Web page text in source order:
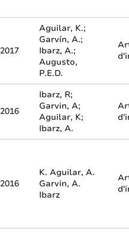
2017
Aguilar, K.;
Garvín, A.;
Ibarz, A.;
Augusto,
P.E.D.
2016
Ibarz, R;
Garvin, A;
Aguilar, K;
Ibarz, A.
2016
K. Aguilar, A.
Garvin, A.
Ibarz